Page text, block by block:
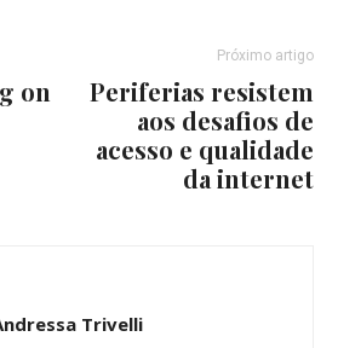
on
Próximo artigo
Periferias resistem
aos desafios de
acesso e qualidade
da internet
Trivelli